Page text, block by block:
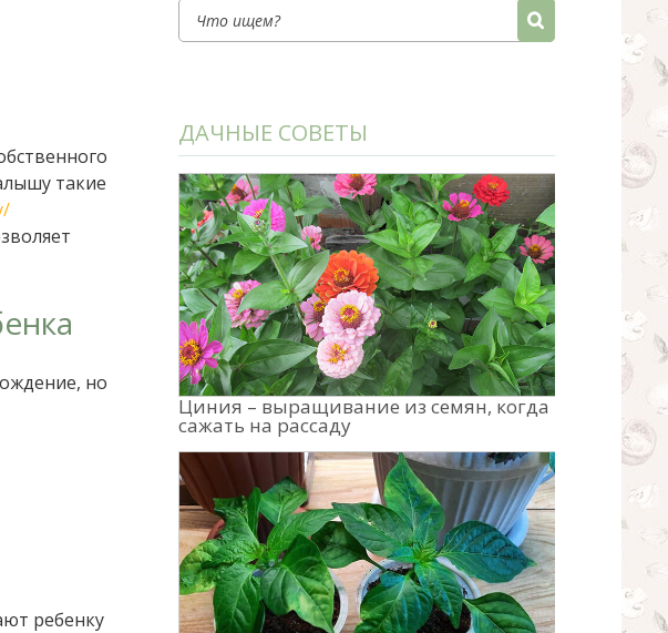
такие
но
ребенку
ДАЧНЫЕ СОВЕТЫ
Циния – выращивание из семян, когда
сажать на рассаду